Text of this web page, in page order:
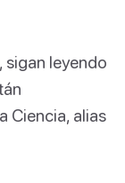
sigan leyendo
Ciencia, alias